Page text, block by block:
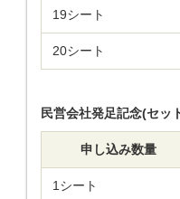
19シート
20シート
民営会社発足記念(セッ
申し込み数量
1シート